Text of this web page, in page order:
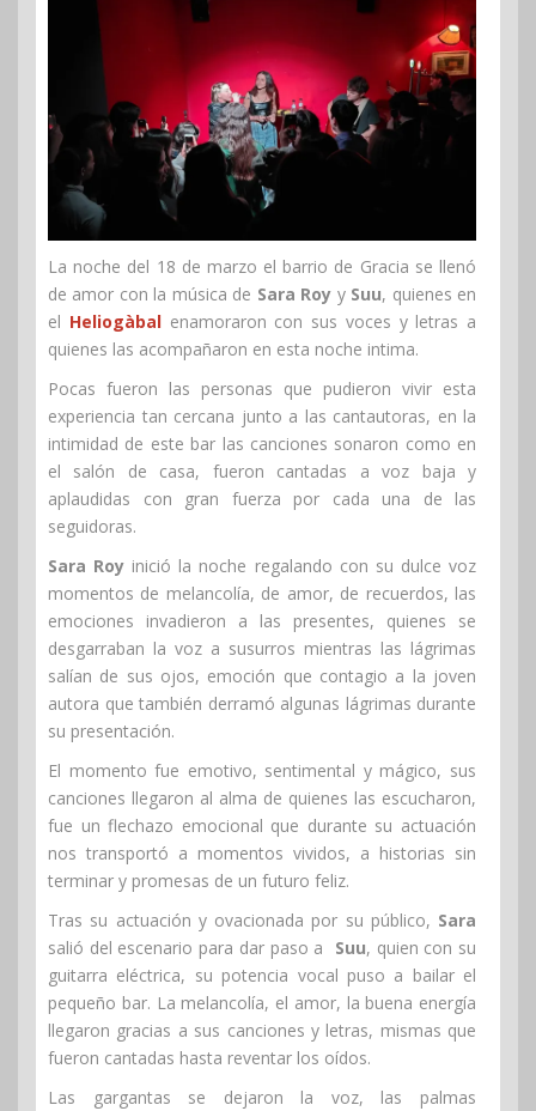
La noche del 18 de marzo el barrio de Gracia se llenó
de amor con la música de Sara Roy y Suu, quienes en
el Heliogàbalenamoraron con sus voces y letras a
quienes las acompañaron en esta noche intima.
Pocas fueron las personas que pudieron vivir esta
experiencia tan cercana junto a las cantautoras, en la
intimidad de este bar las canciones sonaron como en
el salón de casa, fueron cantadas a voz baja y
aplaudidas con gran fuerza por cada una de las
seguidoras.
Sara Roy inició la noche regalando con su dulce voz
momentos de melancolía, de amor, de recuerdos, las
emociones invadieron a las presentes, quienes se
desgarraban la voz a susurros mientras las lágrimas
salían de sus ojos, emoción que contagio a la joven
autora que también derramó algunas lágrimas durante
su presentación.
El momento fue emotivo, sentimental y mágico, sus
canciones llegaron al alma de quienes las escucharon,
fue un flechazo emocional que durante su actuación
nos transportó a momentos vividos, a historias sin
terminar y promesas de un futuro feliz.
Tras su actuación y ovacionada por su público, Sara
salió del escenario para dar paso a Suu, quien con su
guitarra eléctrica, su potencia vocal puso a bailar el
pequeño bar. La melancolía, el amor, la buena energía
llegaron gracias a sus canciones y letras, mismas que
fueron cantadas hasta reventar los oídos.
Las gargantas se dejaron la voz, las palmas